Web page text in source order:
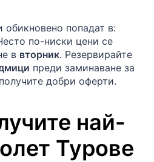
попадат в:
по-ниски цени се
в вторник. Резервирайте
преди заминаване за
добри оферти.
най-
Турове